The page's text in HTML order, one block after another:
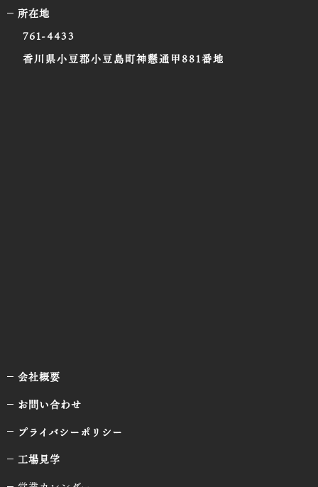
所在地
761-4433
香川県小豆郡小豆島町神懸通甲881番地
会社概要
お問い合わせ
プライバシーポリシー
工場見学